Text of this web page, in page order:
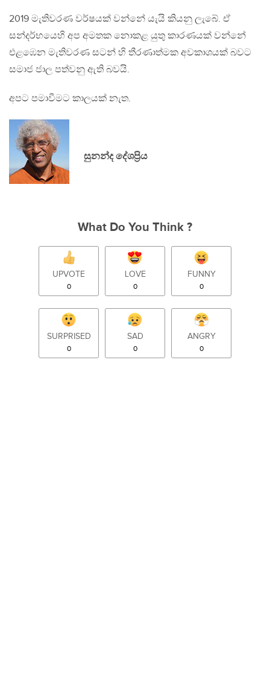
2019 මැතිවරණ වර්ෂයක් වන්නේ යැයි කියනු ලැබේ. ඒ
සන්දර්භයෙහි අප අමතක නොකළ යුතු කාරණයක් වන්නේ
එළඹෙන මැතිවරණ සටන් හි තීරණාත්මක අවකාශයක් බවට
සමාජ ජාල පත්වනු ඇති බවයි.
අපට පමාවීමට කාලයක් නැත.
සුනන්ද දේශප්‍රිය
What Do You Think ?
UPVOTE
0
LOVE
0
FUNNY
0
SURPRISED
0
SAD
0
ANGRY
0